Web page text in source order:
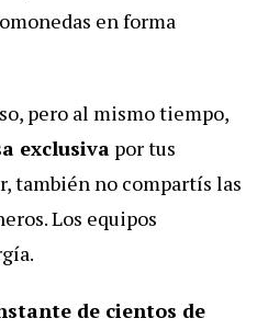
en forma
pero al mismo tiempo,
exclusiva por tus
también no compartís las
Los equipos
de cientos de